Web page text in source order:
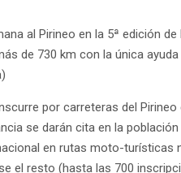
al Pirineo en la 5ª edición de
de 730 km con la única
por carreteras del
se darán cita en la
en rutas moto-
el resto (hasta las 700